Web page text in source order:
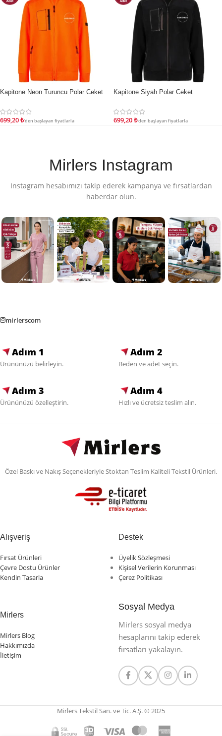
İNDIRIM
Kapitone Neon Turuncu Polar Ceket
699,20₺'den başlayan fiyatlarla
İNDIRIM
Kapitone Siyah Polar Ceket
699,20₺'den başlayan fiyatlarla
Mirlers Instagram
Instagram hesabımızı takip ederek kampanya ve fırsatlardan
haberdar olun.
mirlerscom
Adım 1
Ürününüzü belirleyin.
Adım 2
Beden ve adet seçin.
Adım 3
Ürününüzü özelleştirin.
Adım 4
Hızlı ve ücretsiz teslim alın.
Özel Baskı ve Nakış Seçenekleriyle Stoktan Teslim Kaliteli Tekstil Ürünleri.
Alışveriş
Fırsat Ürünleri
Çevre Dostu Ürünler
Kendin Tasarla
Destek
Üyelik Sözleşmesi
Kişisel Verilerin Korunması
Çerez Politikası
Mirlers
Mirlers Blog
Hakkımızda
İletişim
Sosyal Medya
Mirlers sosyal medya
hesaplarını takip ederek
fırsatları yakalayın.
Mirlers Tekstil San. ve Tic. A.Ş. © 2025